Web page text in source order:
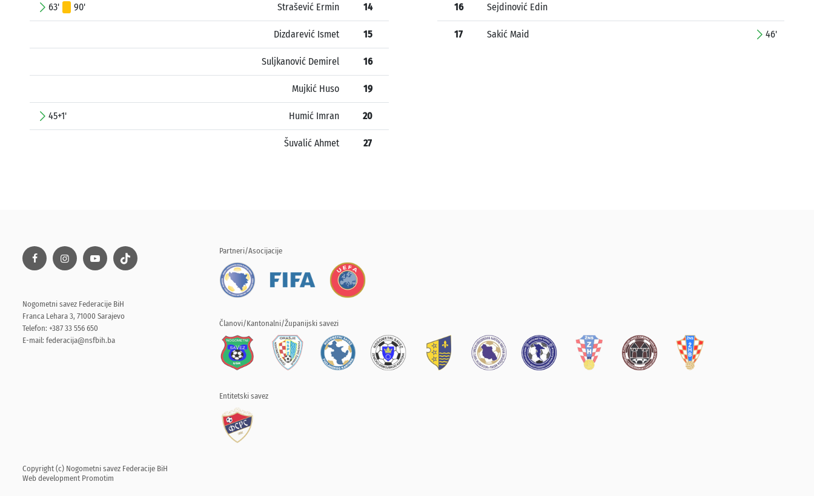
63' 90' Strašević Ermin 14
Dizdarević Ismet 15
Suljkanović Demirel 16
Mujkić Huso 19
45+1' Humić Imran 20
Šuvalić Ahmet 27
16 Sejdinović Edin
17 Sakić Maid 46'
Nogometni savez Federacije BiH
Franca Lehara 3, 71000 Sarajevo
Telefon: +387 33 556 650
E-mail: federacija@nsfbih.ba
Partneri/Asocijacije
Članovi/Kantonalni/Županijski savezi
Entitetski savez
Copyright (c) Nogometni savez Federacije BiH
Web development Promotim